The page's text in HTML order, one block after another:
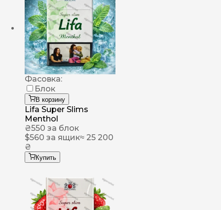
Фасовка:
Блок
В корзину
Lifa Super Slims
Menthol
₴550 за блок
$560 за ящик≈ 25 200
₴
Купить